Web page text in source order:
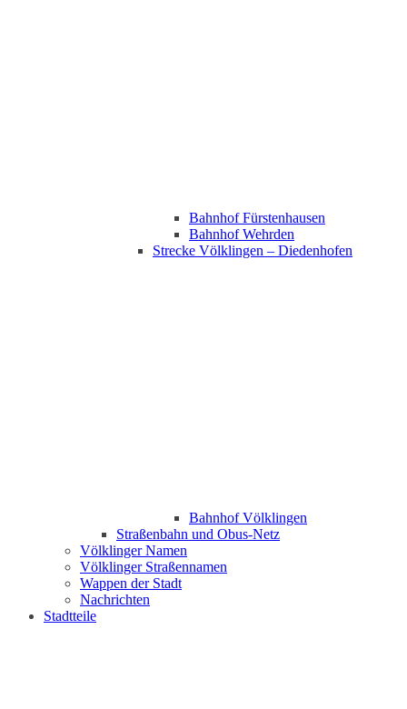
Bahnhof Fürstenhausen
Bahnhof Wehrden
Strecke Völklingen – Diedenhofen
Bahnhof Völklingen
Straßenbahn und Obus-Netz
Völklinger Namen
Völklinger Straßennamen
Wappen der Stadt
Nachrichten
Stadtteile